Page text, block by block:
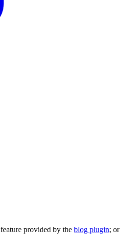
feature provided by the blog plugin; or